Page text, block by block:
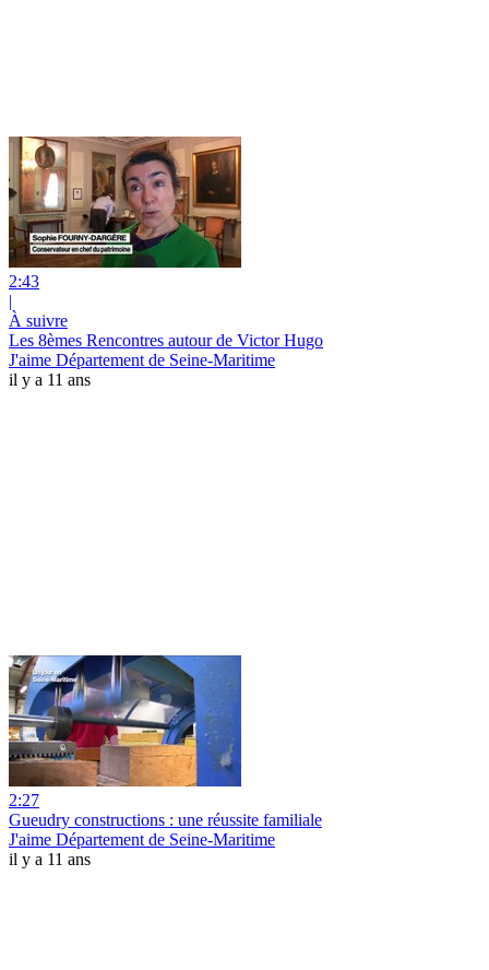
2:43
|
À suivre
Les 8èmes Rencontres autour de Victor Hugo
J'aime Département de Seine-Maritime
il y a 11 ans
2:27
Gueudry constructions : une réussite familiale
J'aime Département de Seine-Maritime
il y a 11 ans